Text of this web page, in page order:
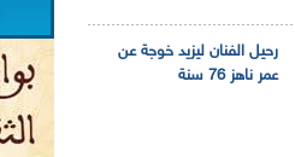
رحيل الفنان ليزيد خوجة عن
عمر ناهز 76 سنة